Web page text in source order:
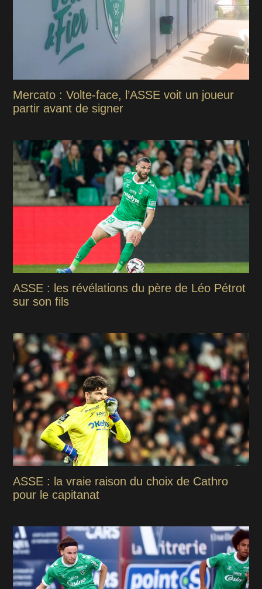
Mercato : Volte-face, l’ASSE voit un joueur
partir avant de signer
ASSE : les révélations du père de Léo Pétrot
sur son fils
ASSE : la vraie raison du choix de Cathro
pour le capitanat